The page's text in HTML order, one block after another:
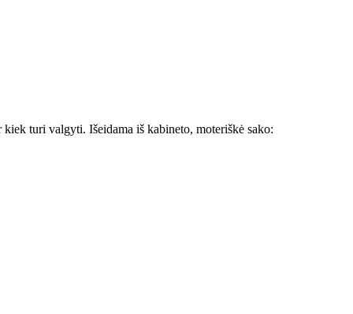
turi valgyti. Išeidama iš kabineto, moteriškė sako: